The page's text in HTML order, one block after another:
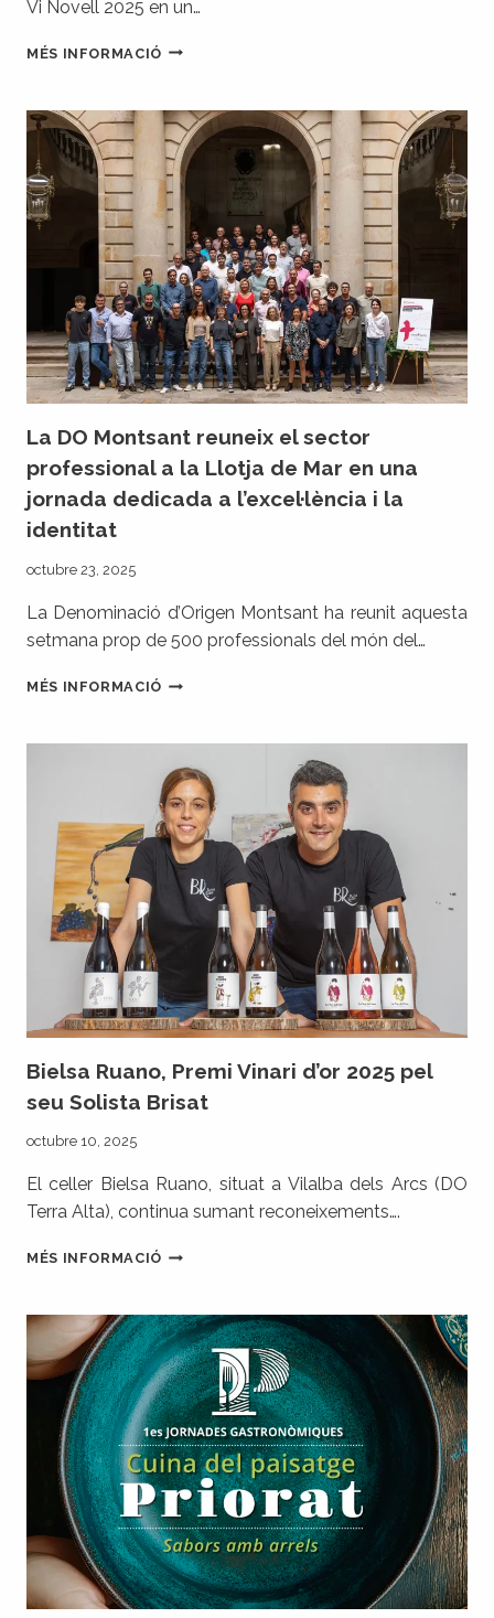
Vi Novell 2025 en un…
MÉS INFORMACIÓEL
PRESENTA
L’ETIQUETA
DEL
VI
NOVELL
2025
CREADA
PER
JAJAJA
STUDIO
La DO Montsant reuneix el sector
professional a la Llotja de Mar en una
jornada dedicada a l’excel·lència i la
identitat
octubre 23, 2025
La Denominació d’Origen Montsant ha reunit aquesta
setmana prop de 500 professionals del món del…
MÉS INFORMACIÓLA
REUNEIX
EL
SECTOR
PROFESSIONAL
A
LA
LLOTJA
MAR
JORNADA
DEDICADA
A
I
LA
Bielsa Ruano, Premi Vinari d’or 2025 pel
seu Solista Brisat
octubre 10, 2025
El celler Bielsa Ruano, situat a Vilalba dels Arcs (DO
Terra Alta), continua sumant reconeixements….
MÉS INFORMACIÓBIELSA
VINARI
D’OR
2025
PEL
SEU
SOLISTA
BRISAT